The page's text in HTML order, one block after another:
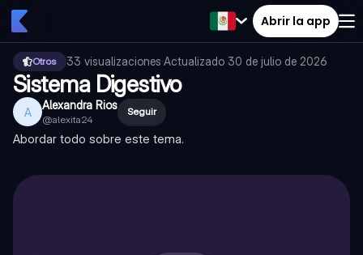
Abrir la app
Otros 33 visualizaciones·Actualizado 30 de julio de 2026
Sistema Digestivo
A Alexandra Rios
@alexita24
Seguir
Abordar todo sobre este tema.